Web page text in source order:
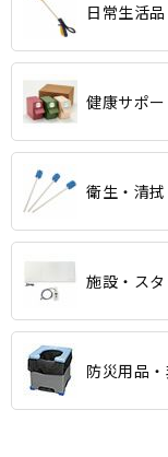
日常生活品
健康サポー
衛生・清拭
施設・ス
防災用品